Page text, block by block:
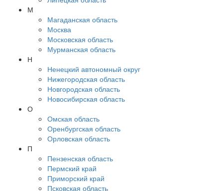
М
Магаданская область
Москва
Московская область
Мурманская область
Н
Ненецкий автономный округ
Нижегородская область
Новгородская область
Новосибирская область
О
Омская область
Оренбургская область
Орловская область
П
Пензенская область
Пермский край
Приморский край
Псковская область